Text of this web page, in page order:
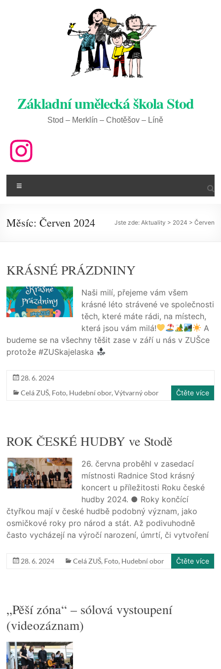
Základní umělecká škola Stod
Stod – Merklín – Chotěšov – Líně
ZUŠ na IG
Měsíc:Červen 2024 Jste zde: Aktuality > 2024 > Červen
KRÁSNÉ PRÁZDNINY
Naši milí, přejeme vám všem
krásné léto strávené ve společnosti
těch, které máte rádi, na místech,
která jsou vám milá!
A
budeme se na všechny těšit zase v září u nás v ZUŠce
protože #ZUSkajelaska
28. 6. 2024
Celá ZUŠ, Foto, Hudební obor,Výtvarný obor Čtěte více
ROK ČESKÉ HUDBY ve Stodě
26. června proběhl v zasedací
místnosti Radnice Stod krásný
koncert u příležitosti Roku české
hudby 2024. ● Roky končící
čtyřkou mají v české hudbě podobný význam, jako
osmičkové roky pro národ a stát. Až podivuhodně
často vycházejí na výročí narození, úmrtí, či vytvoření
28. 6. 2024 Celá ZUŠ, Foto, Hudební obor Čtěte více
„Pěší zóna“ – sólová vystoupení
(videozáznam)